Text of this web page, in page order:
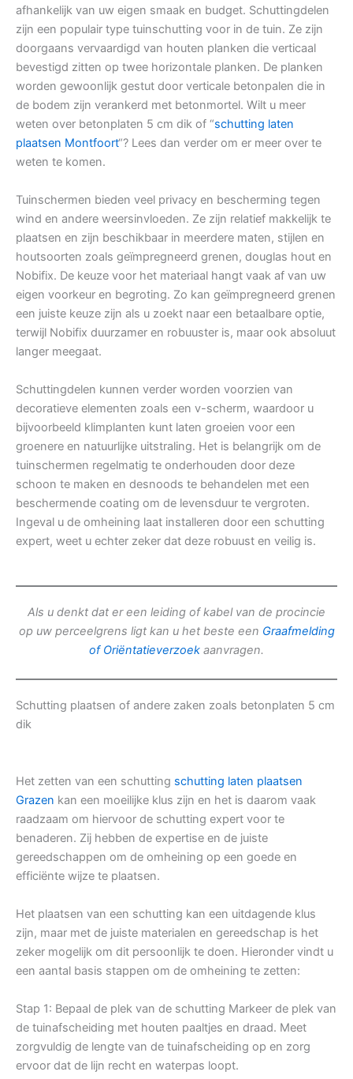
afhankelijk van uw eigen smaak en budget. Schuttingdelen
zijn een populair type tuinschutting voor in de tuin. Ze zijn
doorgaans vervaardigd van houten planken die verticaal
bevestigd zitten op twee horizontale planken. De planken
worden gewoonlijk gestut door verticale betonpalen die in
de bodem zijn verankerd met betonmortel. Wilt u meer
weten over betonplaten 5 cm dik of “schutting laten
plaatsen Montfoort“? Lees dan verder om er meer over te
weten te komen.
Tuinschermen bieden veel privacy en bescherming tegen
wind en andere weersinvloeden. Ze zijn relatief makkelijk te
plaatsen en zijn beschikbaar in meerdere maten, stijlen en
houtsoorten zoals geïmpregneerd grenen, douglas hout en
Nobifix. De keuze voor het materiaal hangt vaak af van uw
eigen voorkeur en begroting. Zo kan geïmpregneerd grenen
een juiste keuze zijn als u zoekt naar een betaalbare optie,
terwijl Nobifix duurzamer en robuuster is, maar ook absoluut
langer meegaat.
Schuttingdelen kunnen verder worden voorzien van
decoratieve elementen zoals een v-scherm, waardoor u
bijvoorbeeld klimplanten kunt laten groeien voor een
groenere en natuurlijke uitstraling. Het is belangrijk om de
tuinschermen regelmatig te onderhouden door deze
schoon te maken en desnoods te behandelen met een
beschermende coating om de levensduur te vergroten.
Ingeval u de omheining laat installeren door een schutting
expert, weet u echter zeker dat deze robuust en veilig is.
Als u denkt dat er een leiding of kabel van de procincie
op uw perceelgrens ligt kan u het beste een Graafmelding
of Oriëntatieverzoek aanvragen.
Schutting plaatsen of andere zaken zoals betonplaten 5 cm
dik
Het zetten van een schutting schutting laten plaatsen
Grazen kan een moeilijke klus zijn en het is daarom vaak
raadzaam om hiervoor de schutting expert voor te
benaderen. Zij hebben de expertise en de juiste
gereedschappen om de omheining op een goede en
efficiënte wijze te plaatsen.
Het plaatsen van een schutting kan een uitdagende klus
zijn, maar met de juiste materialen en gereedschap is het
zeker mogelijk om dit persoonlijk te doen. Hieronder vindt u
een aantal basis stappen om de omheining te zetten:
Stap 1: Bepaal de plek van de schutting Markeer de plek van
de tuinafscheiding met houten paaltjes en draad. Meet
zorgvuldig de lengte van de tuinafscheiding op en zorg
ervoor dat de lijn recht en waterpas loopt.